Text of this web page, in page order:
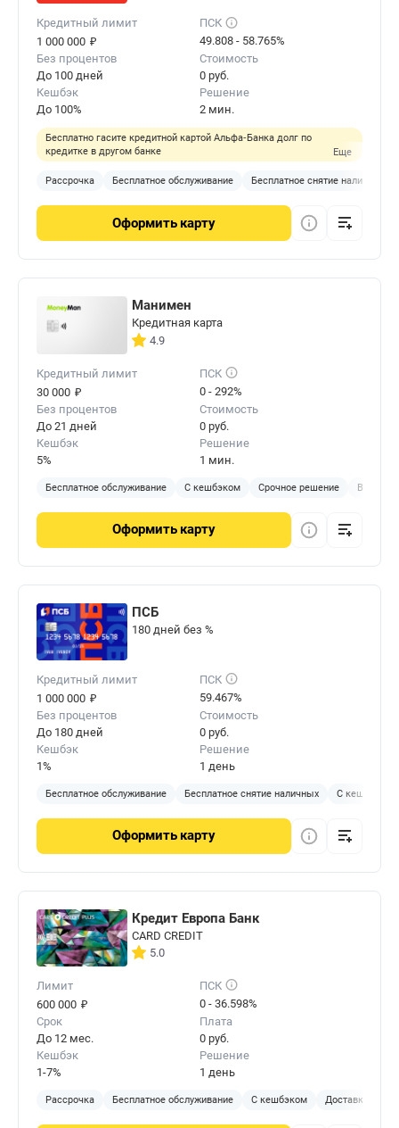
Кредитный лимит
1 000 000 ₽
ПСК
49.808 - 58.765%
Без процентов
До 100 дней
Стоимость
0 руб.
Кешбэк
До 100%
Решение
2 мин.
Бесплатно гасите кредитной картой Альфа‑Банка долг по
кредитке в другом банке
Еще
Рассрочка Бесплатное обслуживание Бесплатное снятие наличных
Оформить карту
Манимен
Кредитная карта
4.9
Кредитный лимит
30 000 ₽
ПСК
0 - 292%
Без процентов
До 21 дней
Стоимость
0 руб.
Кешбэк
5%
Решение
1 мин.
Бесплатное обслуживание С кешбэком Срочное решение
Оформить карту
ПСБ
180 дней без %
Кредитный лимит
1 000 000 ₽
ПСК
59.467%
Без процентов
До 180 дней
Стоимость
0 руб.
Кешбэк
1%
Решение
1 день
Бесплатное обслуживание Бесплатное снятие наличных С кешбэком
Оформить карту
Кредит Европа Банк
CARD CREDIT
5.0
Лимит
600 000 ₽
ПСК
0 - 36.598%
Срок
До 12 мес.
Плата
0 руб.
Кешбэк
1-7%
Решение
1 день
Рассрочка Бесплатное обслуживание С кешбэком Доставка на